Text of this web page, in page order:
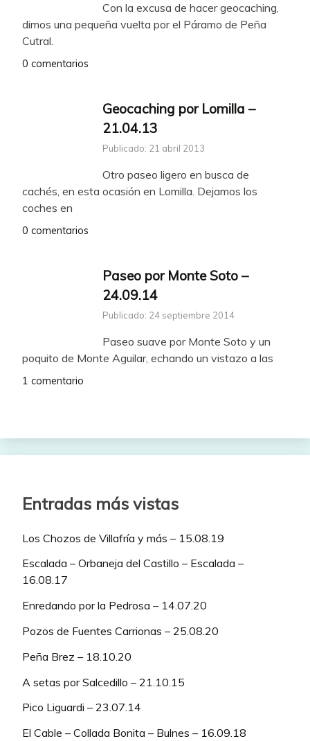
Con la excusa de hacer geocaching,
dimos una pequeña vuelta por el Páramo de Peña
Cutral.
0 comentarios
Geocaching por Lomilla –
21.04.13
Publicado: 21 abril 2013
Otro paseo ligero en busca de
cachés, en esta ocasión en Lomilla. Dejamos los
coches en
0 comentarios
Paseo por Monte Soto –
24.09.14
Publicado: 24 septiembre 2014
Paseo suave por Monte Soto y un
poquito de Monte Aguilar, echando un vistazo a las
1 comentario
Entradas más vistas
Los Chozos de Villafría y más – 15.08.19
Escalada – Orbaneja del Castillo – Escalada –
16.08.17
Enredando por la Pedrosa – 14.07.20
Pozos de Fuentes Carrionas – 25.08.20
Peña Brez – 18.10.20
A setas por Salcedillo – 21.10.15
Pico Liguardi – 23.07.14
El Cable – Collada Bonita – Bulnes – 16.09.18